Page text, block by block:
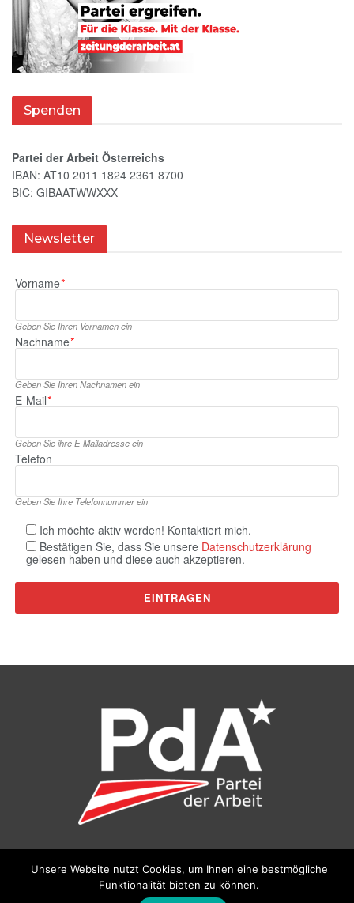
Spenden
Partei der Arbeit Österreichs
IBAN: AT10 2011 1824 2361 8700
BIC: GIBAATWWXXX
Newsletter
Vorname*
Geben Sie Ihren Vornamen ein
Nachname*
Geben Sie Ihren Nachnamen ein
E‑Mail*
Geben Sie ihre E‑Mailadresse ein
Telefon
Geben Sie Ihre Telefonnummer ein
Ich möchte aktiv werden! Kontaktiert mich.
Bestätigen Sie, dass Sie unsere Datenschutzerklärung
gelesen haben und diese auch akzeptieren.
Wien, E‑Mail:pda@parteiderarbeit.at |Impressum|
Datenschutzerklärung
Unsere Website nutzt Cookies, um Ihnen eine bestmögliche
Funktionalität bieten zu können.